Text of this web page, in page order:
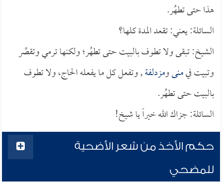
هذا حتى تطهُر.
السائلة: يعني: تقعد المدة كلها؟
الشيخ: تبقى ولا تطوف بالبيت حتى تطهُر؛ ولكنها ترمي وتقصِّر
وتبيت فيمنىومزدلفة, وتفعل كل ما يفعله الحاج، ولا تطوف
بالبيت حتى تطهُر.
السائلة: جزاك الله خيراً يا شيخ!
حكم الأخذ من شعر الأضحية
للمضحي